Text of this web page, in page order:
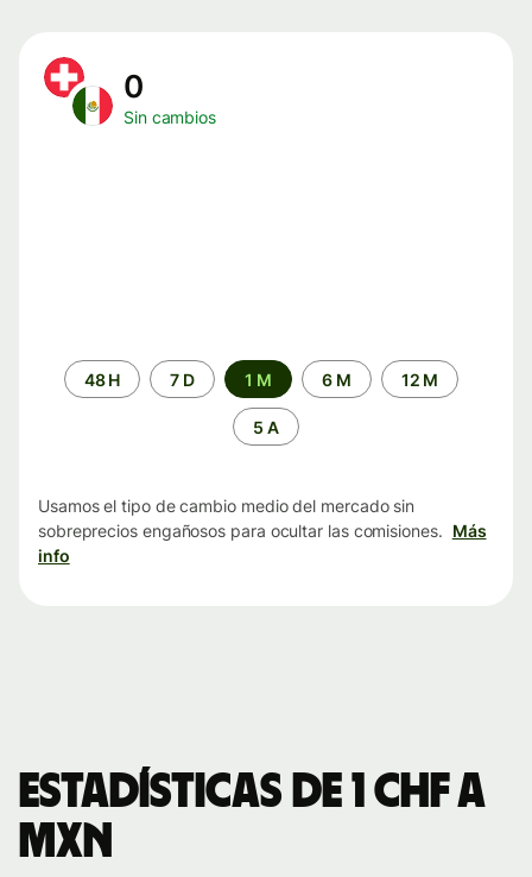
0
Sin cambios
Periodo48 H 7 D 1 M 6 M 12 M
5 A
Usamos el tipo de cambio medio del mercado sin
sobreprecios engañosos para ocultar las comisiones. Más
info
Estadísticas de 1 CHF a
MXN